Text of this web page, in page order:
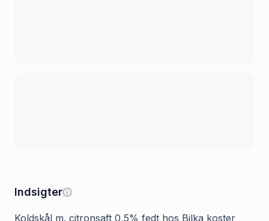
Indsigter
Koldskål m. citronsaft 0,5% fedt hos Bilka koster